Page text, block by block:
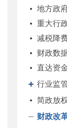
地方政
重大行
减税降
财政数
直达资
行业监
简政放
财政改